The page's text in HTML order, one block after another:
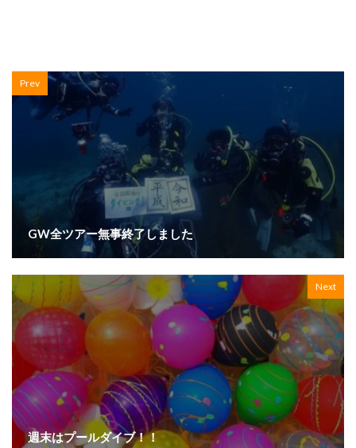
Prev
GW全ツアー無事終了しました
Next
週末はプールダイブ！！